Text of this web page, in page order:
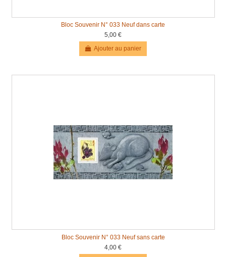
Bloc Souvenir N° 033 Neuf dans carte
5,00 €
Ajouter au panier
Bloc Souvenir N° 033 Neuf sans carte
4,00 €